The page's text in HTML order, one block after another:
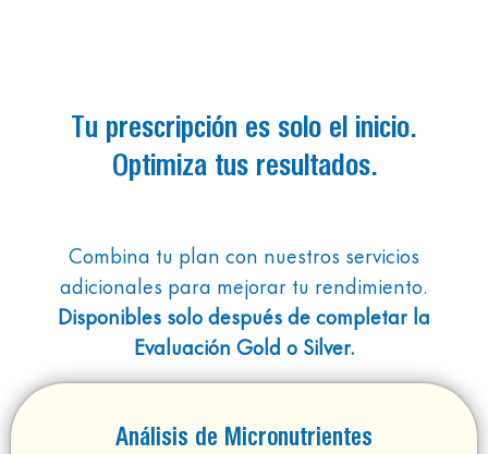
puntaje de carotenoides,
vitamina D, hierro, B12, Mg,
Tu prescripción es solo el inicio.
Optimiza tus resultados.
Combina tu plan con nuestros servicios
adicionales para mejorar tu rendimiento.
Disponibles solo después de completar la
Evaluación Gold o Silver.
Análisis de Micronutrientes